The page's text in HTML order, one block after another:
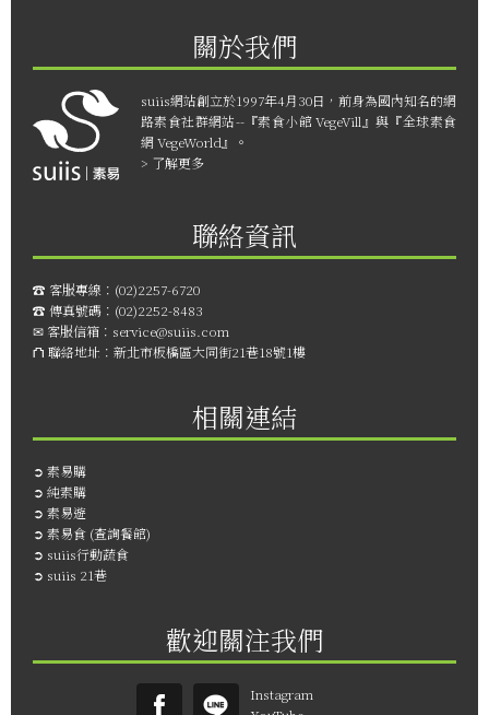
關於我們
suiis網站創立於1997年4月30日，前身為國內知名的網
路素食社群網站--『素食小館 VegeVill』與『全球素食
網 VegeWorld』。
> 了解更多
聯絡資訊
☎︎ 客服專線： (02)2257-6720
☎︎ 傳真號碼： (02)2252-8483
✉ 客服信箱： service@suiis.com
⛫ 聯絡地址： 新北市板橋區大同街21巷18號1樓
相關連結
➲ 素易購
➲ 純素購
➲ 素易遊
➲ 素易食 (查詢餐館)
➲ suiis行動蔬食
➲ suiis 21巷
歡迎關注我們
Instagram